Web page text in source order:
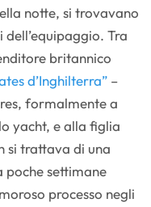
notte, si trovavano
dell’equipaggio. Tra
britannico
d’Inghilterra” –
formalmente a
yacht, e alla figlia
si trattava di una
settimane
processo negli